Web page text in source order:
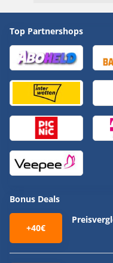
Top Partnershops
Bonus Deals
+40€